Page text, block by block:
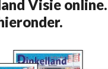
Visie